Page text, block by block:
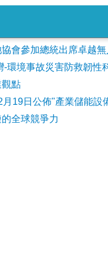
會參加總統出席卓越
-環境事故災害防救韌性
觀點
19日公佈"產業儲能設
全球競爭力